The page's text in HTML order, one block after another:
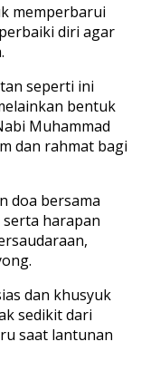
memperbarui
diri agar
seperti ini
bentuk
Muhammad
dan rahmat bagi
doa bersama
harapan
dan khusyuk
sedikit dari
saat lantunan